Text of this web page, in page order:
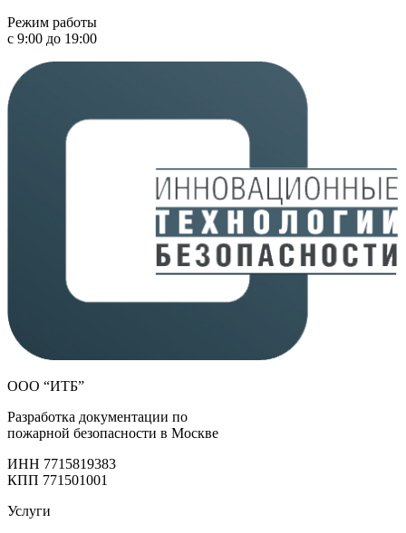
Режим работы
с 9:00 до 19:00
ООО “ИТБ”
Разработка документации по
пожарной безопасности в Москве
ИНН 7715819383
КПП 771501001
Услуги